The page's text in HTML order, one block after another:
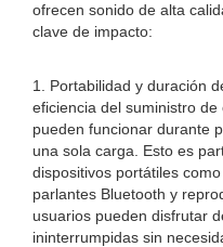
ofrecen sonido de alta
clave de impacto:
1. Portabilidad y duración
eficiencia del suministro
pueden funcionar durante
una sola carga. Esto es
dispositivos portátiles
parlantes Bluetooth y
usuarios pueden disfrutar
ininterrumpidas sin